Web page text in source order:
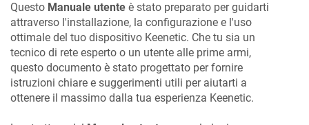
Questo Manuale utente è stato preparato per guidarti
attraverso l'installazione, la configurazione e l'uso
ottimale del tuo dispositivo Keenetic. Che tu sia un
tecnico di rete esperto o un utente alle prime armi,
questo documento è stato progettato per fornire
istruzioni chiare e suggerimenti utili per aiutarti a
ottenere il massimo dalla tua esperienza Keenetic.